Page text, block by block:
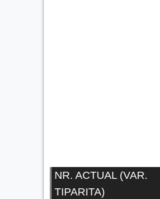
NR. ACTUAL (VAR.
TIPARITA)